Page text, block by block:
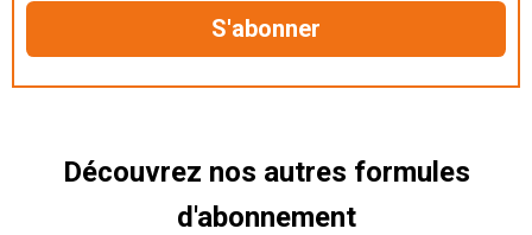
Le magazine TelQuel en numérique avant la sortie
Des informations confidentielles résérvées aux
Découvrez nos autres formules
d'abonnement